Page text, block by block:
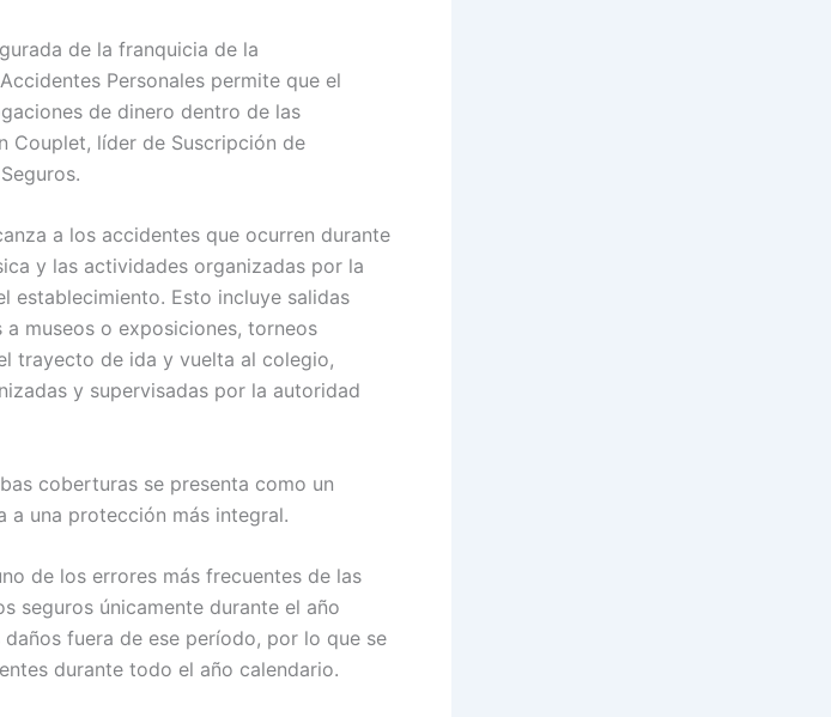
de la franquicia de la
Personales permite que el
de dinero dentro de las
Couplet, líder de Suscripción de
a los accidentes que ocurren durante
y las actividades organizadas por la
establecimiento. Esto incluye salidas
museos o exposiciones, torneos
trayecto de ida y vuelta al colegio,
y supervisadas por la autoridad
coberturas se presenta como un
a una protección más integral.
de los errores más frecuentes de las
seguros únicamente durante el año
fuera de ese período, por lo que se
durante todo el año calendario.